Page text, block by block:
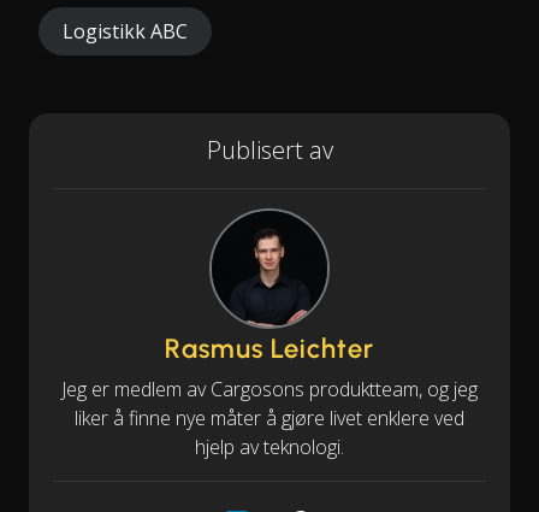
Logistikk ABC
Publisert av
Rasmus Leichter
Jeg er medlem av Cargosons produktteam, og jeg
liker å finne nye måter å gjøre livet enklere ved
hjelp av teknologi.